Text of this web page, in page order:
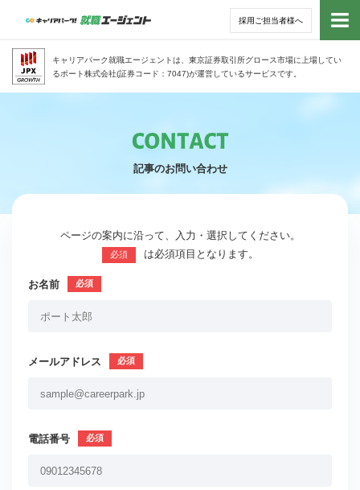
採用ご担当者様へ
キャリアパーク就職エージェントは、東京証券取引所グロース市場に上場してい
るポート株式会社(証券コード：7047)が運営しているサービスです。
トッ
記事のお問い合わせ
ページの案内に沿って、入力・選択してください。
必須 は必須項目となります。
お名前
メールアドレス
電話番号